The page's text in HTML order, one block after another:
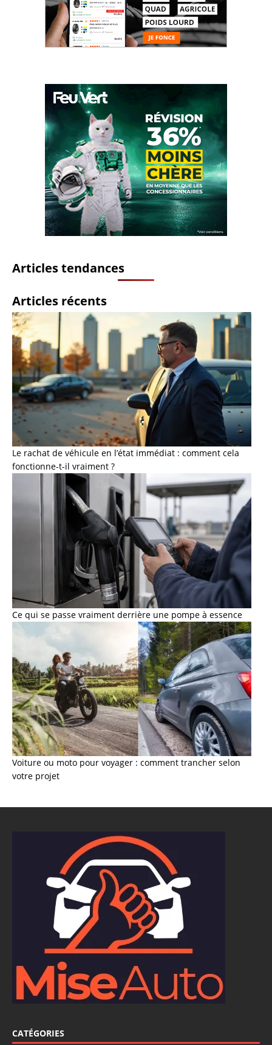
Articles tendances
Articles récents
Le rachat de véhicule en l’état immédiat : comment cela
fonctionne-t-il vraiment ?
Ce qui se passe vraiment derrière une pompe à essence
Voiture ou moto pour voyager : comment trancher selon
votre projet
CATÉGORIES